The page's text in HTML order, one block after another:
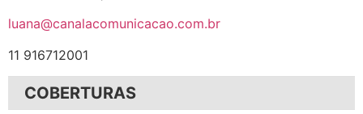
luana@canalacomunicacao.com.br
11 916712001
COBERTURAS